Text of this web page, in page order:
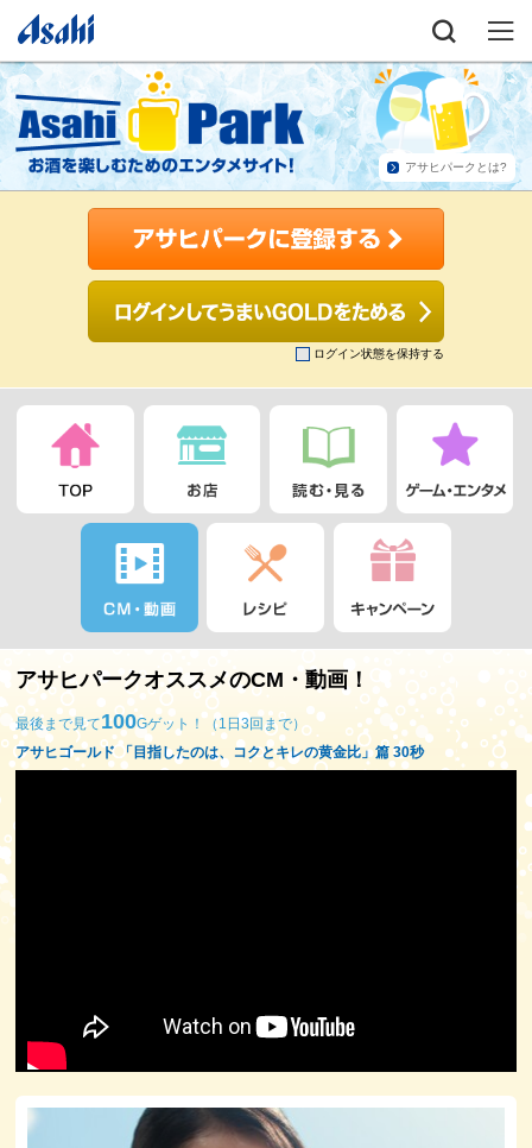
アサヒパークとは?
ログイン状態を保持する
アサヒパークオススメのCM・動画！
最後まで見て100Gゲット！（1日3回まで）
アサヒゴールド 「目指したのは、コクとキレの黄金比」篇 30秒